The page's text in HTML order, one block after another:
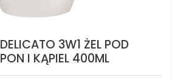
3W1 ŻEL POD
I KĄPIEL 400ML